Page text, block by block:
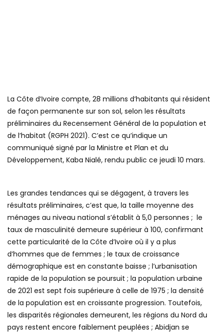
La Côte d’Ivoire compte, 28 millions d’habitants qui résident
de façon permanente sur son sol, selon les résultats
préliminaires du Recensement Général de la population et
de l’habitat (RGPH 2021). C’est ce qu’indique un
communiqué signé par la Ministre et Plan et du
Développement, Kaba Nialé, rendu public ce jeudi 10 mars.
Les grandes tendances qui se dégagent, à travers les
résultats préliminaires, c’est que, la taille moyenne des
ménages au niveau national s’établit à 5,0 personnes ; le
taux de masculinité demeure supérieur à 100, confirmant
cette particularité de la Côte d’Ivoire où il y a plus
d’hommes que de femmes ; le taux de croissance
démographique est en constante baisse ; l’urbanisation
rapide de la population se poursuit ; la population urbaine
de 2021 est sept fois supérieure à celle de 1975 ; la densité
de la population est en croissante progression. Toutefois,
les disparités régionales demeurent, les régions du Nord du
pays restent encore faiblement peuplées ; Abidjan se